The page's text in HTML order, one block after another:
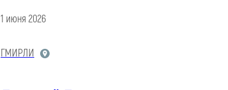
1 июня 2026
ГМИРЛИ